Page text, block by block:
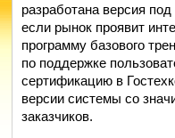
разработана версия
если рынок проявит
программу базового
по поддержке
сертификацию в
версии системы со
заказчиков.